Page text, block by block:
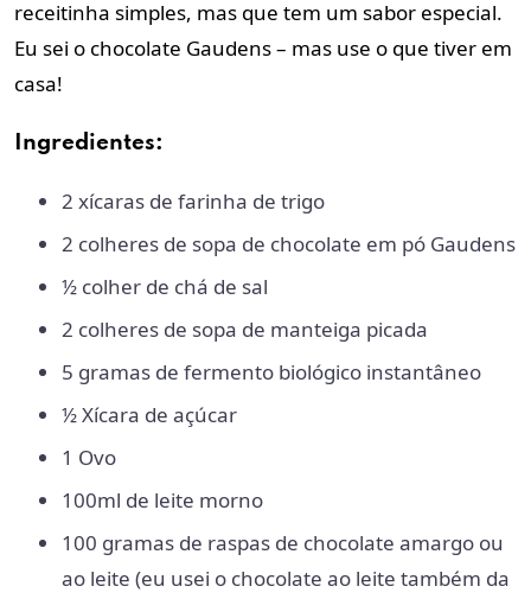
receitinha simples, mas que tem um sabor especial.
Eu sei o chocolate Gaudens – mas use o que tiver em
casa!
Ingredientes:
2 xícaras de farinha de trigo
2 colheres de sopa de chocolate em pó Gaudens
½ colher de chá de sal
2 colheres de sopa de manteiga picada
5 gramas de fermento biológico instantâneo
½ Xícara de açúcar
1 Ovo
100ml de leite morno
100 gramas de raspas de chocolate amargo ou
ao leite (eu usei o chocolate ao leite também da